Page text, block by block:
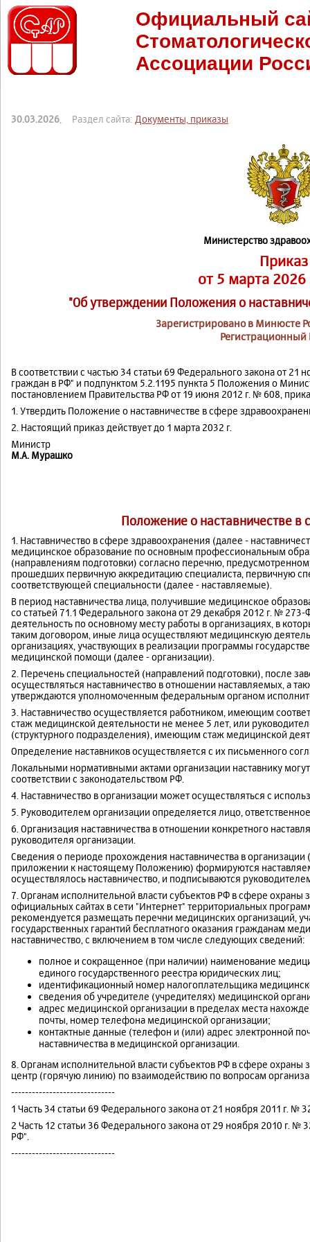
Официальный
Ассоциации
30.03.2026 , Раздел сайта: Документы, приказы
Министерство
Приказ
от 5 марта
"Об утверждении Положения о
Зарегистрировано в Минюсте
В соответствии с частью 34 статьи 69 Федерального закона от
граждан в РФ" и подпунктом 5.2.1195 пункта 5 Положения о
постановлением Правительства РФ от 19 июня 2012 г. № 608,
1. Утвердить Положение о наставничестве в сфере
2. Настоящий приказ действует до 1 марта 2032 г.
Министр
М.А. Мурашко
Положение о наставничестве в
1. Наставничество в сфере здравоохранения (далее -
медицинское образование по основным профессиональным
(направлениям подготовки) согласно перечню,
прошедших первичную аккредитацию специалиста, первичную
соответствующей специальности (далее - наставляемые).
В период наставничества лица, получившие медицинское
со статьей 71.1 Федерального закона от 29 декабря 2012 г. №
деятельность по основному месту работы в организациях, в
таким договором, иные лица осуществляют медицинскую
организациях, участвующих в реализации программы
медицинской помощи (далее - организации).
2. Перечень специальностей (направлений подготовки), после
осуществляться наставничество в отношении наставляемых, а
утверждаются уполномоченным федеральным органом
3. Наставничество осуществляется работником, имеющим
стаж медицинской деятельности не менее 5 лет, или
(структурного подразделения), имеющим стаж медицинской
Определение наставников осуществляется с их письменного
Локальными нормативными актами организации наставнику
соответствии с законодательством РФ.
4. Наставничество в организации может осуществляться с
5. Руководителем организации определяется лицо,
6. Организация наставничества в отношении конкретного
руководителя организации.
Сведения о периоде прохождения наставничества в
приложении к настоящему Положению) формируются
осуществлялось наставничество, и подписываются
7. Органам исполнительной власти субъектов РФ в сфере
официальных сайтах в сети "Интернет" территориальных
рекомендуется размещать перечни медицинских организаций,
государственных гарантий бесплатного оказания гражданам
наставничество, с включением в том числе следующих сведений:
полное и сокращенное (при наличии) наименование
единого государственного реестра юридических лиц;
идентификационный номер налогоплательщика
сведения об учредителе (учредителях) медицинской
адрес медицинской организации в пределах места
почты, номер телефона медицинской организации;
контактные данные (телефон и (или) адрес электронной
наставничества в медицинской организации.
8. Органам исполнительной власти субъектов РФ в сфере охраны
центр (горячую линию) по взаимодействию по вопросам
------------------------------
1 Часть 34 статьи 69 Федерального закона от 21 ноября 2011 г.
2 Часть 12 статьи 36 Федерального закона от 29 ноября 2010 г.
РФ".
------------------------------